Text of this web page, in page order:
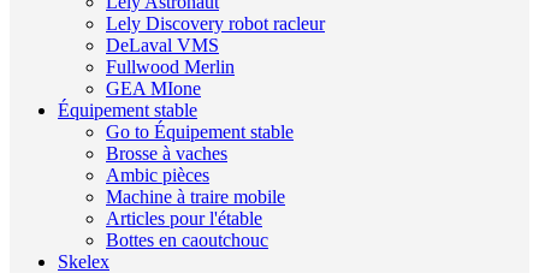
Lely Discovery robot racleur
DeLaval VMS
Fullwood Merlin
GEA MIone
Équipement stable
Go to Équipement stable
Brosse à vaches
Ambic pièces
Machine à traire mobile
Articles pour l'étable
Bottes en caoutchouc
Skelex